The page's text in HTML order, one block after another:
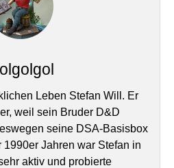
Leben Stefan Will. Er
weil sein Bruder D&D
seine DSA-Basisbox
Jahren war Stefan in
aktiv und probierte